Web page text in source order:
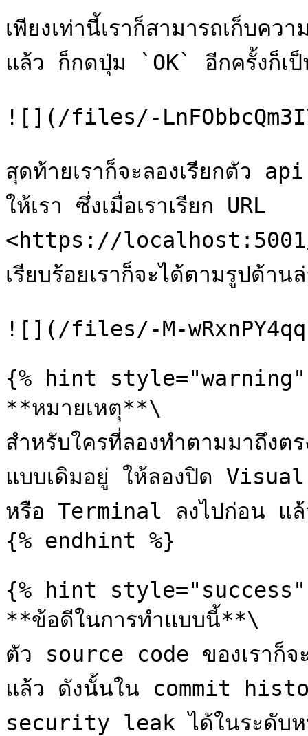
เพียงเท่านี้เราก็สามารถเก็บควา
แล้ว ก็กดปุ่ม `OK` อีกครั้งก็เป็
![](/files/-
สุดท้ายเราก็จะลองเรียกตัว
ให้เรา ซึ่งเมื่อเราเรียก URL
<https://
เรียบร้อยเราก็จะได้ตามรูปด้าน
![](/files/-M-
{% hint style="warning"
**หมายเหตุ**\
สำหรับใครที่ลองทำตามมาถึงต
แบบเดิมอยู่ ให้ลองปิด
หรือ Terminal ลงไปก่อน แล้
{% endhint %}
{% hint style="success"
**ข้อดีในการทำแบบนี้**\
ตัว source code ของเราก็จ
แล้ว ดังนั้นใน commit
security leak ได้ในระดับหนึ่